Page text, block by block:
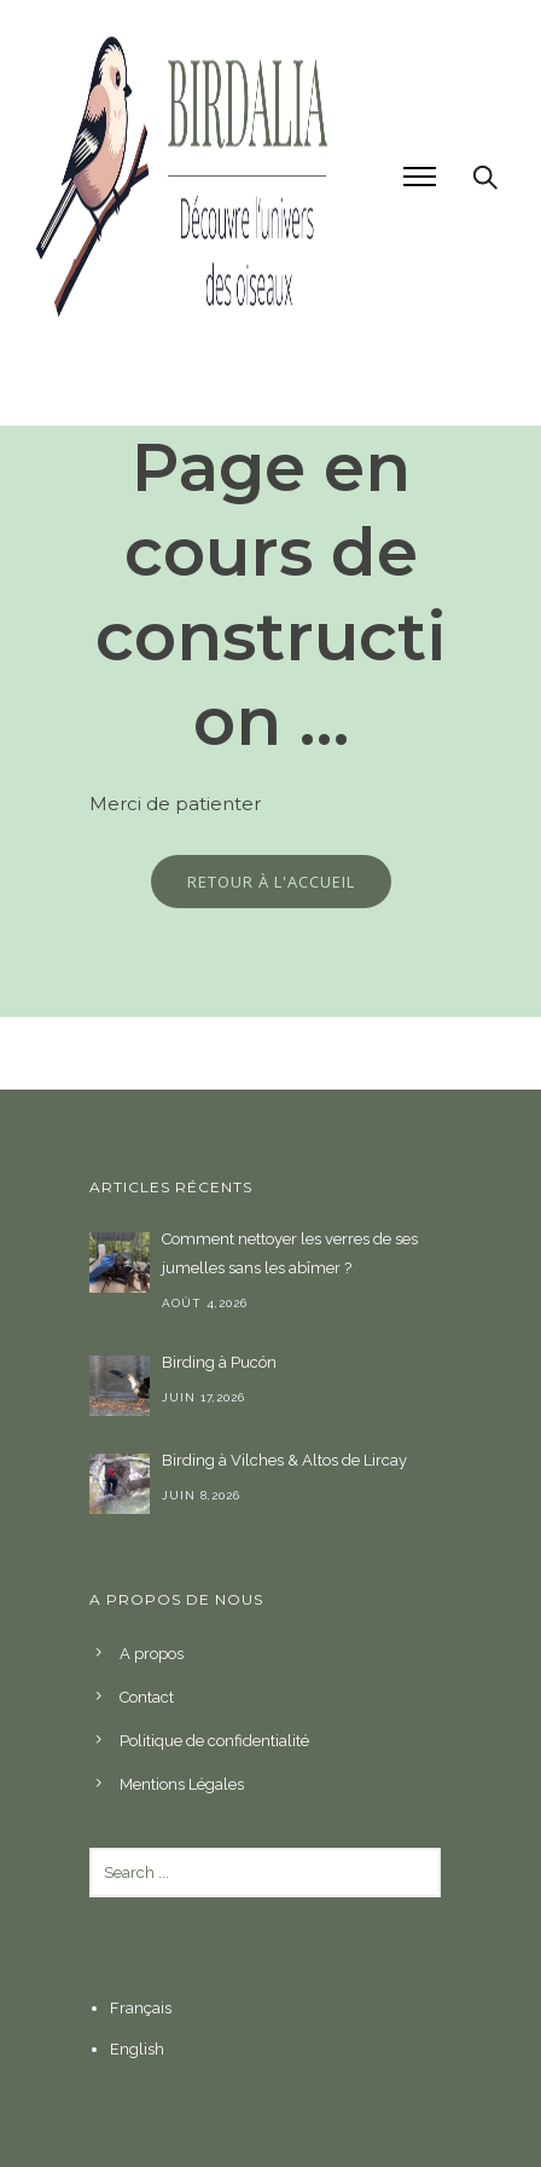
Page en
cours de
constructi
on …
Merci de patienter
RETOUR À L'ACCUEIL
ARTICLES RÉCENTS
Comment nettoyer les verres de ses
jumelles sans les abîmer ?
AOÛT 4,2026
Birding à Pucón
JUIN 17,2026
Birding à Vilches & Altos de Lircay
JUIN 8,2026
A PROPOS DE NOUS
A propos
Contact
Politique de confidentialité
Mentions Légales
Français
English